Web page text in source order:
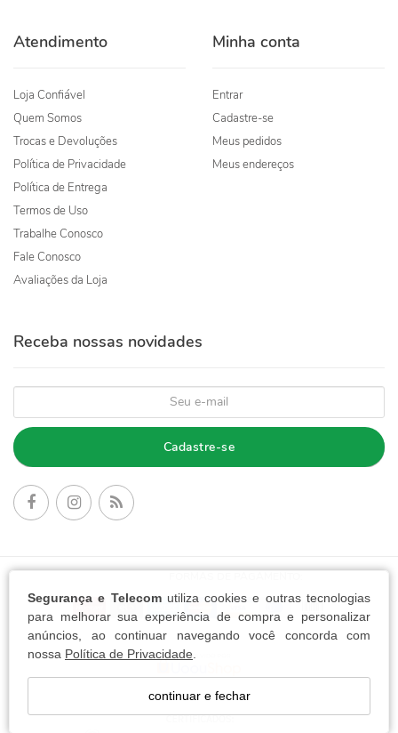
Segurança e Telecomutiliza cookies e outras tecnologias
para melhorar sua experiência de compra e personalizar
anúncios, ao continuar navegando você concorda com
nossa Política de Privacidade
continuar e fechar
Atendimento
Loja Confiável
Quem Somos
Trocas e Devoluções
Política de Privacidade
Política de Entrega
Termos de Uso
Trabalhe Conosco
Fale Conosco
Avaliações da Loja
Minha conta
Entrar
Cadastre-se
Meus pedidos
Meus endereços
Receba nossas novidades
Cadastre-se